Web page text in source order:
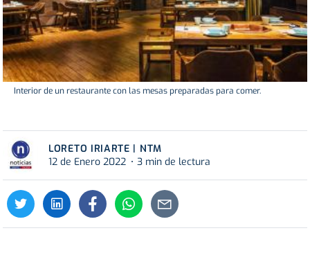
Interior de un restaurante con las mesas preparadas para comer.
LORETO IRIARTE | NTM
12 de Enero 2022
3 min de lectura